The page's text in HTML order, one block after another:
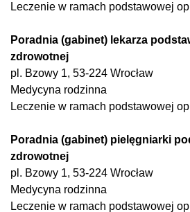
Leczenie w ramach podstawowej
Poradnia (gabinet) lekarza
zdrowotnej
pl. Bzowy 1, 53-224 Wrocław
Medycyna rodzinna
Leczenie w ramach podstawowej
Poradnia (gabinet) pielęgniarki
zdrowotnej
pl. Bzowy 1, 53-224 Wrocław
Medycyna rodzinna
Leczenie w ramach podstawowej